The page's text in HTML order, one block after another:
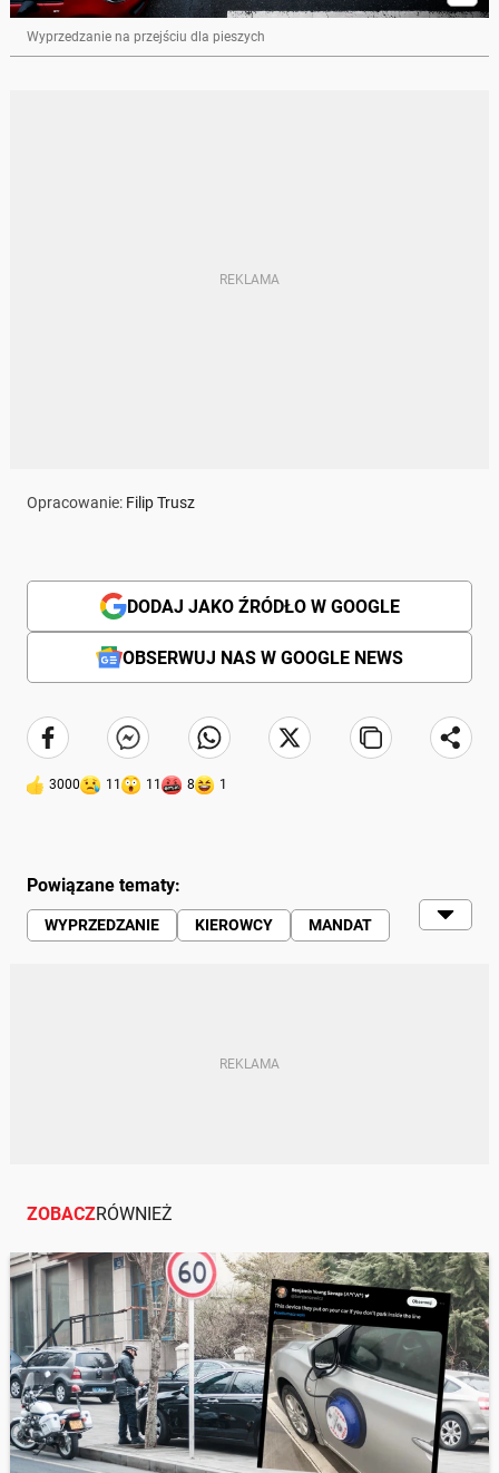
Wyprzedzanie na przejściu dla pieszych
Opracowanie: Filip Trusz
DODAJ JAKO ŹRÓDŁO W GOOGLE
OBSERWUJ NAS W GOOGLE NEWS
3000 11 11 8 1
Powiązane tematy:
WYPRZEDZANIE KIEROWCY
MANDAT
ZOBACZRÓWNIEŻ